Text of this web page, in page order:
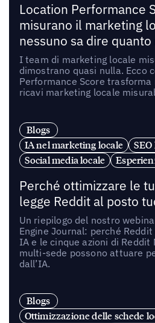
Location Performance
misurano il marketing
nessuno sa dire
I team di marketing locale
dimostrano quasi nulla. Ecco
Performance Score
ricavi marketing locale
Blogs
IA nel marketing locale
Social media locale
Perché ottimizzare le
legge Reddit al posto
Un riepilogo del nostro
Engine Journal: perché
IA e le cinque azioni di Reddit
multi-sede possono attuare
dall’IA.
Blogs
Ottimizzazione delle schede